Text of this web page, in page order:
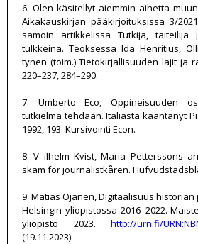
6. Olen käsitellyt aiemmin aihetta
Aikakauskirjan pääkirjoituksissa 3/
samoin artikkelissa Tutkija, taiteilija
tulkkeina. Teoksessa Ida Henritius,
tynen (toim.) Tietokirjallisuuden lajit ja
220–237, 284–290.
7. Umberto Eco, Oppineisuuden
tutkielma tehdään. Italiasta kääntänyt
1992, 193. Kursivointi Econ.
8. V ilhelm Kvist, Maria Petterssons
skam för journalistkåren.
9. Matias Ojanen, Digitaalisuus
Helsingin yliopistossa 2016–2022.
yliopisto 2023. http://urn.fi/
(19.11.2023).